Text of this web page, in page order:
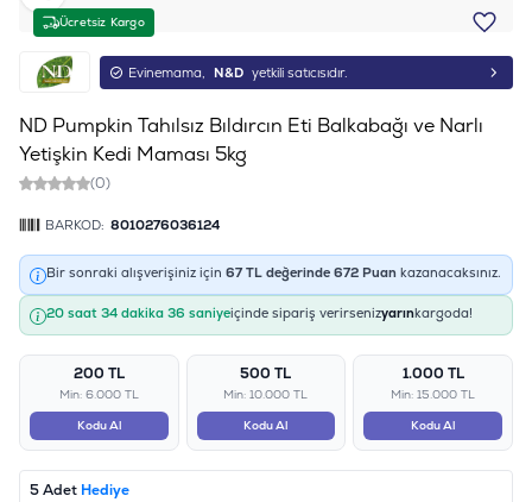
Ücretsiz Kargo
Evinemama, N&D yetkili satıcısıdır.
ND Pumpkin Tahılsız Bıldırcın Eti Balkabağı ve Narlı
Yetişkin Kedi Maması 5kg
(0)
BARKOD: 8010276036124
Bir sonraki alışverişiniz için 67TL değerinde 672 Puan kazanacaksınız.
20 saat 34 dakika 36 saniyeiçinde sipariş verirsenizyarınkargoda!
200 TL
Min: 6.000 TL
Kodu Al
500 TL
Min: 10.000 TL
Kodu Al
1.000 TL
Min: 15.000 TL
Kodu Al
5 Adet Hediye